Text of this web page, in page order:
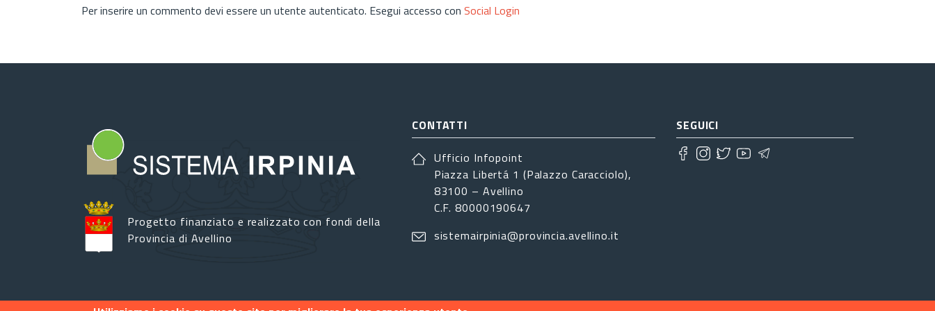
Per inserire un commento devi essere un utente autenticato. Esegui accesso con Social Login
Progetto finanziato e realizzato con fondi della
Provincia di Avellino
CONTATTI
Ufficio Infopoint
Piazza Libertá 1 (Palazzo Caracciolo),
83100 – Avellino
C.F. 80000190647
sistemairpinia@provincia.avellino.it
SEGUICI